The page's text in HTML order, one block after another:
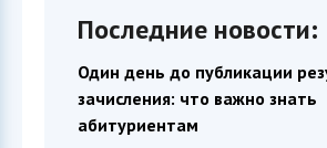
Последние новости:
Один день до публикации
зачисления: что важно знать
абитуриентам